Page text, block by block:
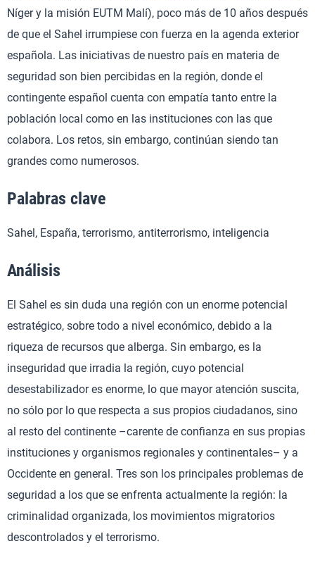
Níger y la misión EUTM Malí), poco más de 10 años después
de que el Sahel irrumpiese con fuerza en la agenda exterior
española. Las iniciativas de nuestro país en materia de
seguridad son bien percibidas en la región, donde el
contingente español cuenta con empatía tanto entre la
población local como en las instituciones con las que
colabora. Los retos, sin embargo, continúan siendo tan
grandes como numerosos.
Palabras clave
Sahel, España, terrorismo, antiterrorismo, inteligencia
Análisis
El Sahel es sin duda una región con un enorme potencial
estratégico, sobre todo a nivel económico, debido a la
riqueza de recursos que alberga. Sin embargo, es la
inseguridad que irradia la región, cuyo potencial
desestabilizador es enorme, lo que mayor atención suscita,
no sólo por lo que respecta a sus propios ciudadanos, sino
al resto del continente –carente de confianza en sus propias
instituciones y organismos regionales y continentales– y a
Occidente en general. Tres son los principales problemas de
seguridad a los que se enfrenta actualmente la región: la
criminalidad organizada, los movimientos migratorios
descontrolados y el terrorismo.